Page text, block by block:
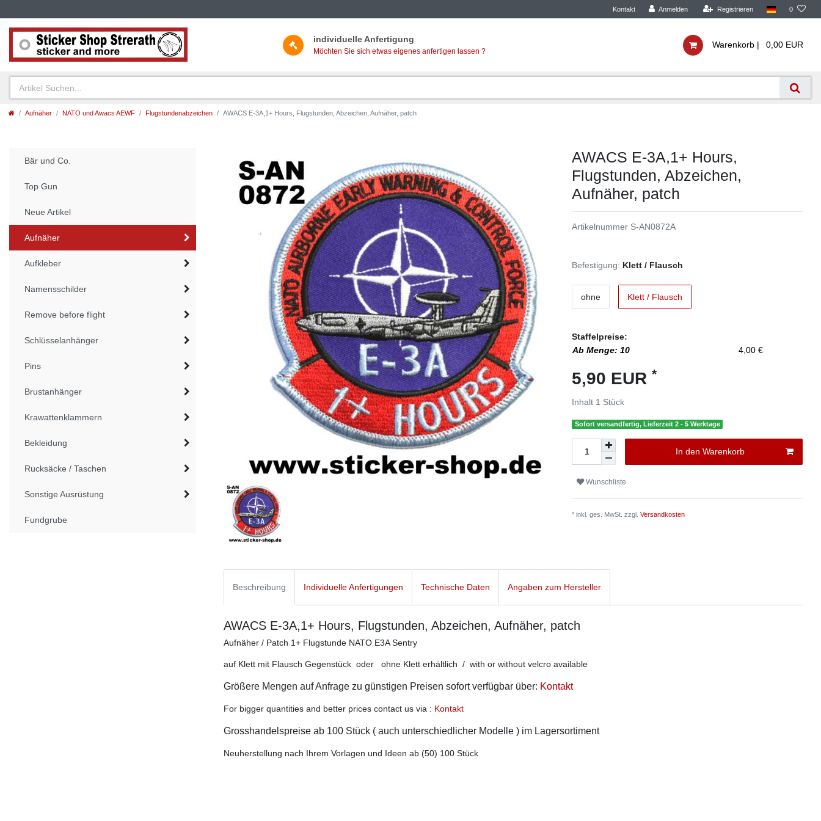
Kontakt Anmelden Registrieren 0
individuelle Anfertigung
Möchten Sie sich etwas eigenes anfertigen lassen ?
Warenkorb | 0,00 EUR
Aufnäher NATO und Awacs AEWF Flugstundenabzeichen AWACS E-3A,1+ Hours, Flugstunden, Abzeichen, Aufnäher, patch
Bär und Co.
Top Gun
Neue Artikel
Aufnäher
Aufkleber
Namensschilder
Remove before flight
Schlüsselanhänger
Pins
Brustanhänger
Krawattenklammern
Bekleidung
Rucksäcke / Taschen
Sonstige Ausrüstung
Fundgrube
AWACS E-3A,1+ Hours,
Flugstunden, Abzeichen,
Aufnäher, patch
Artikelnummer S-AN0872A
Befestigung: Klett / Flausch
ohne Klett / Flausch
Staffelpreise:
Ab Menge: 10
4,00 €
5,90 EUR *
Inhalt 1 Stück
Sofort versandfertig, Lieferzeit 2 - 5 Werktage
In den Warenkorb
Wunschliste
* inkl. ges. MwSt. zzgl.Versandkosten
Beschreibung Individuelle Anfertigungen Technische Daten Angaben zum Hersteller
AWACS E-3A,1+ Hours, Flugstunden, Abzeichen, Aufnäher, patch
Aufnäher / Patch 1+ Flugstunde NATO E3A Sentry
auf Klett mit Flausch Gegenstück oder ohne Klett erhältlich / with or without velcro available
Größere Mengen auf Anfrage zu günstigen Preisen sofort verfügbar über: Kontakt
For bigger quantities and better prices contact us via : Kontakt
Grosshandelspreise ab 100 Stück ( auch unterschiedlicher Modelle ) im Lagersortiment
Neuherstellung nach Ihrem Vorlagen und Ideen ab (50) 100 Stück